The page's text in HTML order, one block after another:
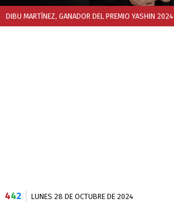
DIBU MARTÍNEZ, GANADOR DEL PREMIO YASHIN 2024
442 LUNES 28 DE OCTUBRE DE 2024